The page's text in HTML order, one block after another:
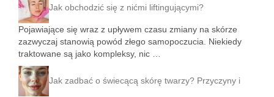
Jak obchodzić się z nićmi liftingującymi?
Pojawiające się wraz z upływem czasu zmiany na skórze
zazwyczaj stanowią powód złego samopoczucia. Niekiedy
traktowane są jako kompleksy, nic …
Jak zadbać o świecącą skórę twarzy? Przyczyny i